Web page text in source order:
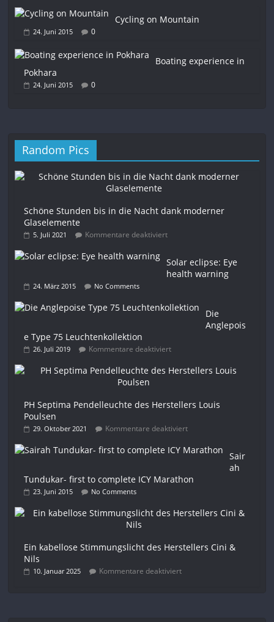
Cycling on Mountain
24. Juni 2015 0
Boating experience in
Pokhara
24. Juni 2015 0
Random Pics
Schöne Stunden bis in die Nacht dank moderner
Glaselemente
5. Juli 2021 Kommentare deaktiviert
Solar eclipse: Eye
health warning
24. März 2015 No Comments
Die
Anglepois
e Type 75 Leuchtenkollektion
26. Juli 2019 Kommentare deaktiviert
PH Septima Pendelleuchte des Herstellers Louis
Poulsen
29. Oktober 2021 Kommentare deaktiviert
Sair
ah
Tundukar- first to complete ICY Marathon
23. Juni 2015 No Comments
Ein kabellose Stimmungslicht des Herstellers Cini &
Nils
10. Januar 2025 Kommentare deaktiviert